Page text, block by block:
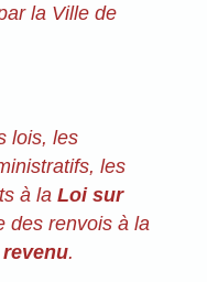
la Ville de
lois, les
les
à la Loi sur
des renvois à la
.